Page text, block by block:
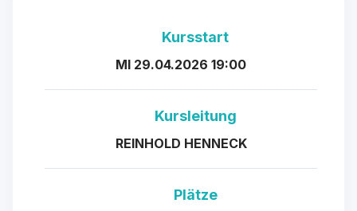
Kursstart
MI 29.04.2026 19:00
Kursleitung
REINHOLD HENNECK
Plätze